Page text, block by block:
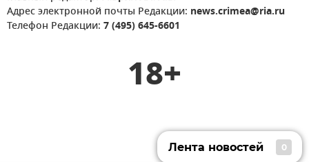
Адрес электронной почты Редакции: news.crimea@ria.ru
Телефон Редакции: 7 (495) 645-6601
18+
Лента новостей 0